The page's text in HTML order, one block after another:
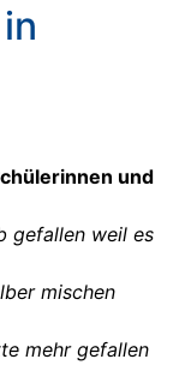
und
gefallen weil es
mischen
mehr gefallen